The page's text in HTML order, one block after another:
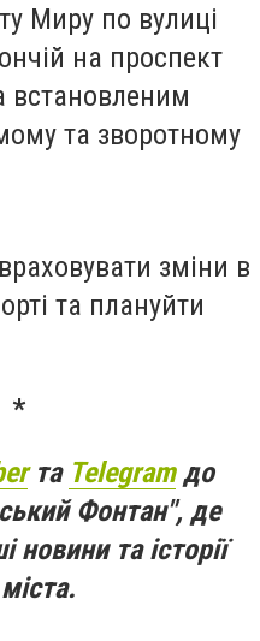
Миру по вулиці
на проспект
встановленим
та зворотному
зміни в
та плануйти
*
та Telegramдо
Фонтан", де
новини та історії